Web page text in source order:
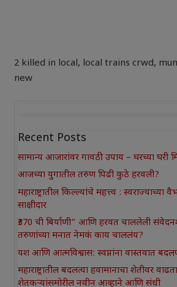
2 killed in local, local trains crwd,
new
Recent Posts
सामान्य आजारांवर गावठी उपाय – घरच्या घरी
आजच्या युगातील तरुण पिढी कुठे हरवली?
महाराष्ट्रातील किल्ल्यांचे महत्त्व : स्वराज्याच्या
साक्षीदार
₹370 ची बिर्याणी” आणि हरवत चाललेली
तरुणांच्या मनात नेमकं काय चाललंय?
यश आणि आत्मविश्वास: स्वप्नांना वास्तवात
महाराष्ट्रातील बदलत्या हवामानाचा शेतीवर
शेतकऱ्यांसमोरील नवीन आव्हाने आणि संधी